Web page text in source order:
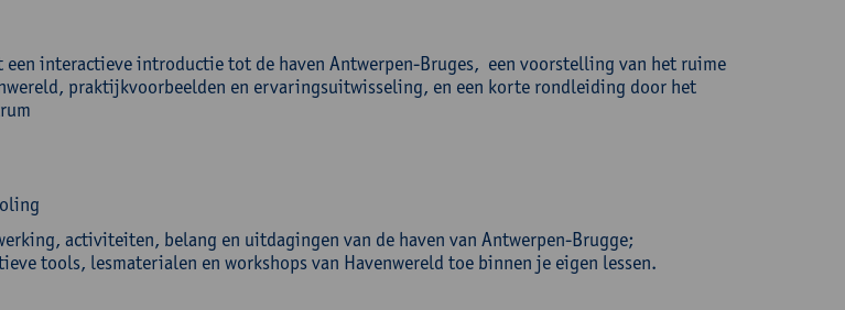
een interactieve introductie tot de haven Antwerpen-Bruges, een voorstelling van het ruime
praktijkvoorbeelden en ervaringsuitwisseling, en een korte rondleiding door het
activiteiten, belang en uitdagingen van de haven van Antwerpen-Brugge;
tools, lesmaterialen en workshops van Havenwereld toe binnen je eigen lessen.